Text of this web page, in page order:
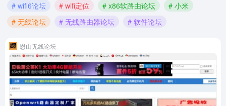
# wifi6论坛
# wifi定位 # x86软路由论坛
# 小米
# 无线论坛
# 无线路由器论坛 # 软件论坛
恩山无线论坛